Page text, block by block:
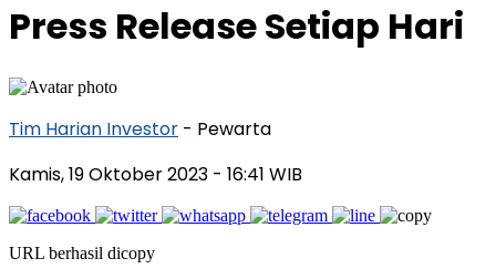
Press Release Setiap Hari
Tim Harian Investor - Pewarta
Kamis, 19 Oktober 2023 - 16:41 WIB
URL berhasil dicopy